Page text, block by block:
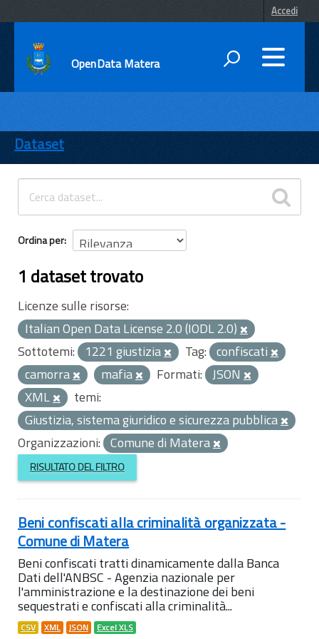
Accedi
OpenData Matera
ENTI
TEMI
INFORMAZIONI
Dataset
Ordina per
1 dataset trovato
Licenze sulle risorse:
Italian Open Data License 2.0 (IODL 2.0)
Sottotemi:
1221 giustizia Tag: confiscati
camorra
mafia Formati: JSON
XML
temi:
Giustizia, sistema giuridico e sicurezza pubblica
Organizzazioni: Comune di Matera
RISULTATO DEL FILTRO
Beni confiscati alla criminalità organizzata -
Comune di Matera
Beni confiscati tratti dinamicamente dalla Banca
Dati dell'ANBSC - Agenzia nazionale per
l'amministrazione e la destinazione dei beni
sequestrati e confiscati alla criminalità...
CSV XML JSON Excel XLS